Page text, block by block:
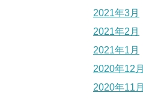
2021年3月
2021年2月
2021年1月
2020年12月
2020年11月